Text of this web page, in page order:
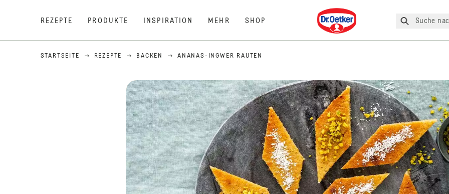
REZEPTE PRODUKTE INSPIRATION MEHR SHOP
Dr. Oetker
Suche
STARTSEITE REZEPTE BACKEN ANANAS-INGWER RAUTEN